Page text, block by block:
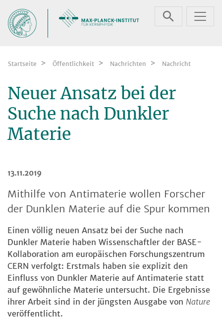
Startseite Öffentlichkeit Nachrichten Nachricht
Neuer Ansatz bei der
Suche nach Dunkler
Materie
13.11.2019
Mithilfe von Antimaterie wollen Forscher
der Dunklen Materie auf die Spur kommen
Einen völlig neuen Ansatz bei der Suche nach
Dunkler Materie haben Wissenschaftler der BASE-
Kollaboration am europäischen Forschungszentrum
CERN verfolgt: Erstmals haben sie explizit den
Einfluss von Dunkler Materie auf Antimaterie statt
auf gewöhnliche Materie untersucht. Die Ergebnisse
ihrer Arbeit sind in der jüngsten Ausgabe von Nature
veröffentlicht.